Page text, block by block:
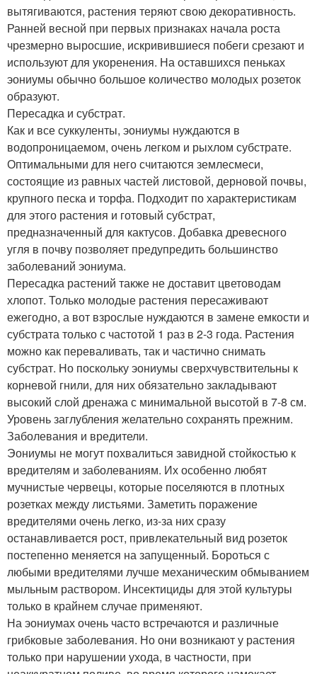
вытягиваются, растения теряют свою декоративность.
Ранней весной при первых признаках начала роста
чрезмерно выросшие, искривившиеся побеги срезают и
используют для укоренения. На оставшихся пеньках
эониумы обычно большое количество молодых розеток
образуют.
Пересадка и субстрат.
Как и все суккуленты, эониумы нуждаются в
водопроницаемом, очень легком и рыхлом субстрате.
Оптимальными для него считаются землесмеси,
состоящие из равных частей листовой, дерновой почвы,
крупного песка и торфа. Подходит по характеристикам
для этого растения и готовый субстрат,
предназначенный для кактусов. Добавка древесного
угля в почву позволяет предупредить большинство
заболеваний эониума.
Пересадка растений также не доставит цветоводам
хлопот. Только молодые растения пересаживают
ежегодно, а вот взрослые нуждаются в замене емкости и
субстрата только с частотой 1 раз в 2-3 года. Растения
можно как переваливать, так и частично снимать
субстрат. Но поскольку эониумы сверхчувствительны к
корневой гнили, для них обязательно закладывают
высокий слой дренажа с минимальной высотой в 7-8 см.
Уровень заглубления желательно сохранять прежним.
Заболевания и вредители.
Эониумы не могут похвалиться завидной стойкостью к
вредителям и заболеваниям. Их особенно любят
мучнистые червецы, которые поселяются в плотных
розетках между листьями. Заметить поражение
вредителями очень легко, из-за них сразу
останавливается рост, привлекательный вид розеток
постепенно меняется на запущенный. Бороться с
любыми вредителями лучше механическим обмыванием
мыльным раствором. Инсектициды для этой культуры
только в крайнем случае применяют.
На эониумах очень часто встречаются и различные
грибковые заболевания. Но они возникают у растения
только при нарушении ухода, в частности, при